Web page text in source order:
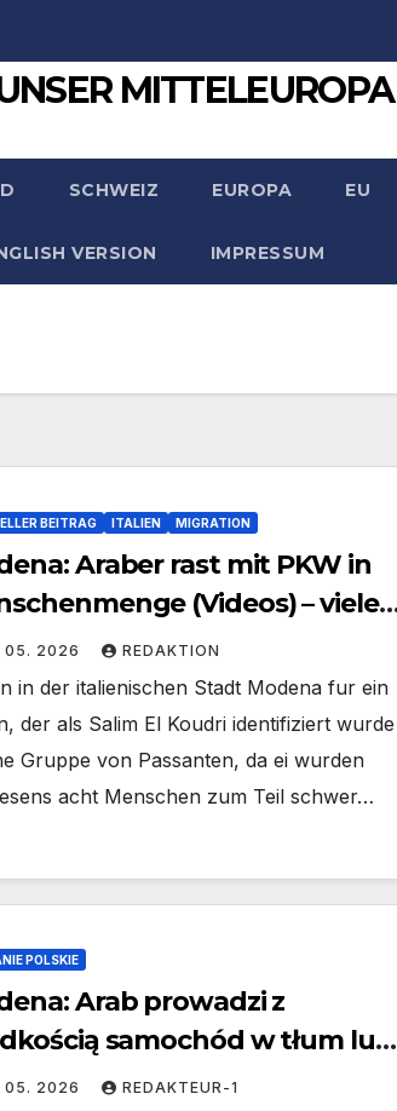
MITTELEUROPA
SCHWEIZ EUROPA EU
VERSION IMPRESSUM
BEITRAG ITALIEN MIGRATION
Araber rast mit PKW in
(Videos) – viele
05. 2026 REDAKTION
in der italienischen Stadt Modena fur ein
der als Salim El Koudri identifiziert wurde
Gruppe von Passanten, da ei wurden
acht Menschen zum Teil schwer…
POLSKIE
Arab prowadzi z
samochód w tłum ludzi
– wielu ciężko rannych
05. 2026 REDAKTEUR-1